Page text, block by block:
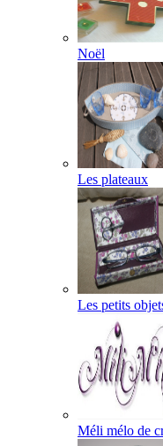
Noël
Les plateaux
Les petits
Méli mélo de